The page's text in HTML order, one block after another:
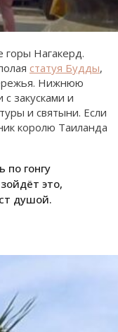
горы Нагакерд.
статуя Будды,
Нижнюю
закусками и
и святыни. Если
королю Таиланда
по гонгу
это,
душой.